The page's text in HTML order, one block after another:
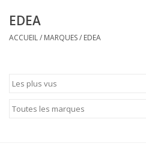
Hockey
EDEA
ACCUEIL/ MARQUES/ EDEA